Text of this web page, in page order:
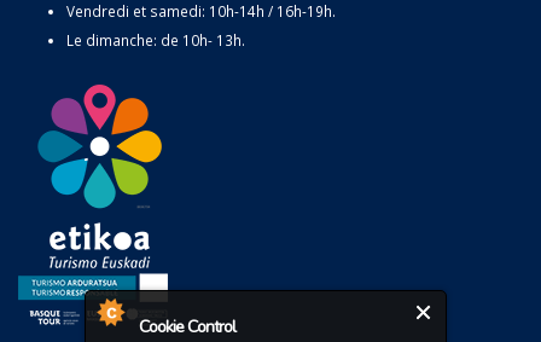
Cookie Control
Vendredi et samedi: 10h-14h / 16h-19h.
Le dimanche: de 10h- 13h.